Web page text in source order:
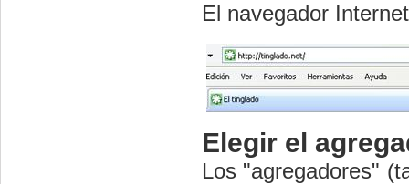
El navegador
Elegir el
Los "agregadores"